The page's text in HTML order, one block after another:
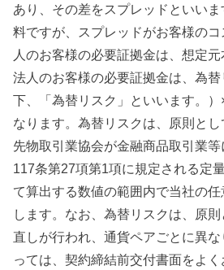
あり、その差をスプレッドといい
料ですが、スプレッドがお客様の
人のお客様の必要証拠金は、想定元
法人のお客様の必要証拠金は、為
下、「為替リスク」といいます。
なります。為替リスクは、原則と
先物取引業協会が金融商品取引業
117条第27項第1項に規定される定
て算出する数値の範囲内で当社の
します。なお、為替リスクは、原
直しが行われ、通貨ペアごとに異
っては、契約締結前交付書面をよ